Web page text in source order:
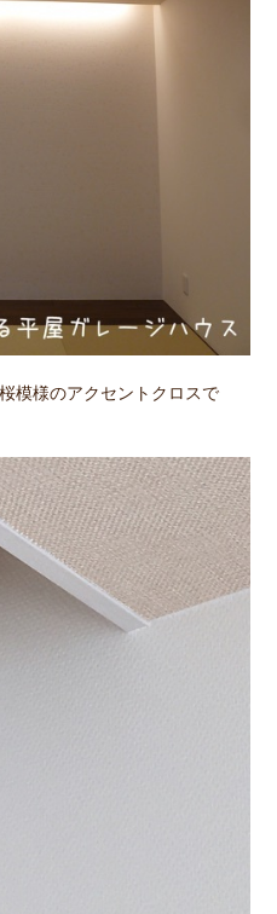
模様のアクセントクロスで